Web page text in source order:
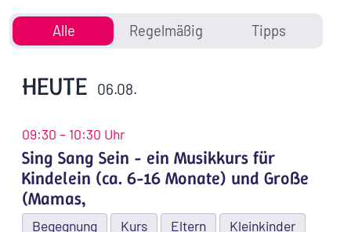
Alle Regelmäßig Tipps
HEUTE 06.08.
09:30 – 10:30 Uhr
Sing Sang Sein - ein Musikkurs für
Kindelein (ca. 6-16 Monate) und Große
(Mamas,
Begegnung Kurs Eltern Kleinkinder